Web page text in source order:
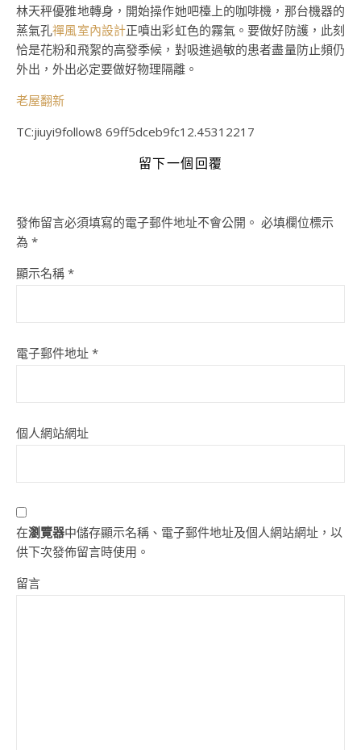
林天秤優雅地轉身，開始操作她吧檯上的咖啡機，那台機器的
蒸氣孔禪風室內設計正噴出彩虹色的霧氣。要做好防護，此刻
恰是花粉和飛絮的高發季候，對吸進過敏的患者盡量防止頻仍
外出，外出必定要做好物理隔離。
老屋翻新
TC:jiuyi9follow8 69ff5dceb9fc12.45312217
留下一個回覆
發佈留言必須填寫的電子郵件地址不會公開。 必填欄位標示
為 *
顯示名稱 *
電子郵件地址 *
個人網站網址
在瀏覽器中儲存顯示名稱、電子郵件地址及個人網站網址，以
供下次發佈留言時使用。
留言